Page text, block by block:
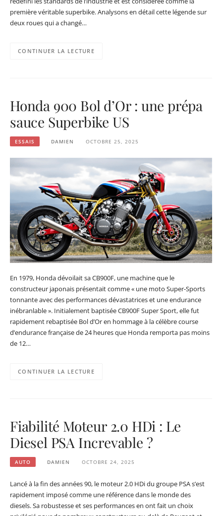
première véritable superbike. Analysons en détail cette légende sur
deux roues qui a changé…
CONTINUER LA LECTURE
Honda 900 Bol d’Or : une prépa
sauce Superbike US
ESSAIS DAMIEN OCTOBRE 25, 2025
En 1979, Honda dévoilait sa CB900F, une machine que le
constructeur japonais présentait comme « une moto Super-Sports
tonnante avec des performances dévastatrices et une endurance
inébranlable ». Initialement baptisée CB900F Super Sport, elle fut
rapidement rebaptisée Bol d’Or en hommage à la célèbre course
d’endurance française de 24 heures que Honda remporta pas moins
de 12…
CONTINUER LA LECTURE
Fiabilité Moteur 2.0 HDi : Le
Diesel PSA Increvable ?
AUTO DAMIEN OCTOBRE 24, 2025
Lancé à la fin des années 90, le moteur 2.0 HDi du groupe PSA s’est
rapidement imposé comme une référence dans le monde des
diesels. Sa robustesse et ses performances en ont fait un choix